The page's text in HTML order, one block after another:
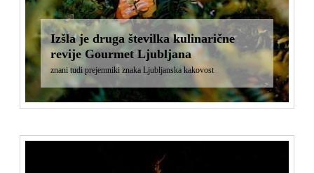
Izšla je druga številka kulinarične
revije Gourmet Ljubljana
znani tudi prejemniki znaka Ljubljanska kakovost